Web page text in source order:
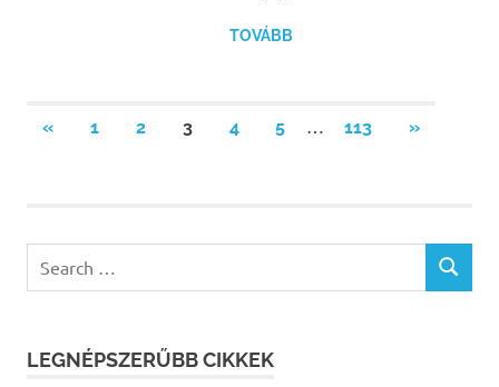
TOVÁBB
Bejegyzések
«PREVIOUS
1 2 3 4 5 … 113
NEXT
»
SEARCH
LEGNÉPSZERŰBB CIKKEK